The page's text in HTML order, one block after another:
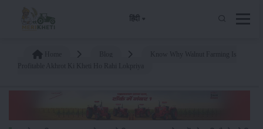
हिंदी